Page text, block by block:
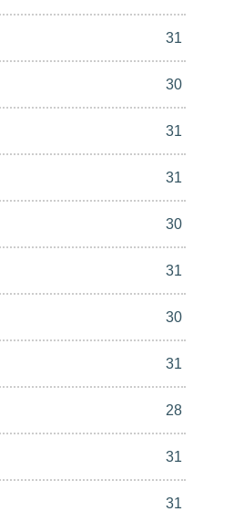
31
30
31
31
30
31
30
31
28
31
31